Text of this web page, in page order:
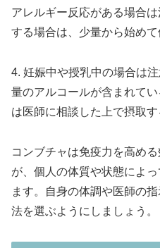
アレルギー反応がある場合
する場合は、少量から始め
4. 妊娠中や授乳中の場合は
量のアルコールが含まれて
は医師に相談した上で摂取
コンブチャは免疫力を高め
が、個人の体質や状態によ
ます。自身の体調や医師の
法を選ぶようにしましょう。